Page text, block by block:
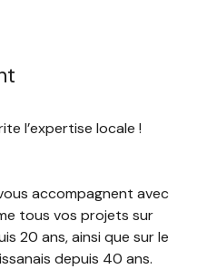
l’expertise locale !
accompagnent avec
tous vos projets sur
20 ans, ainsi que sur le
depuis 40 ans.